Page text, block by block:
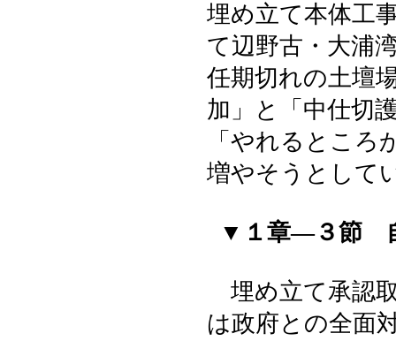
埋め立て本体工
て辺野古・大浦
任期切れの土壇
加」と「中仕切
「やれるとこ
増やそうとして
▼１章―３節
埋め立て承認
は政府との全面